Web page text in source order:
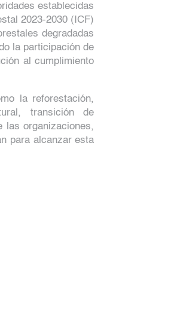
establecidas
2023-2030 (ICF)
degradadas
la participación de
al cumplimiento
la reforestación,
transición de
organizaciones,
para alcanzar esta